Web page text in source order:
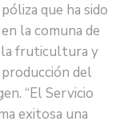
que ha sido
la comuna de
la fruticultura y
del
“El Servicio
exitosa una